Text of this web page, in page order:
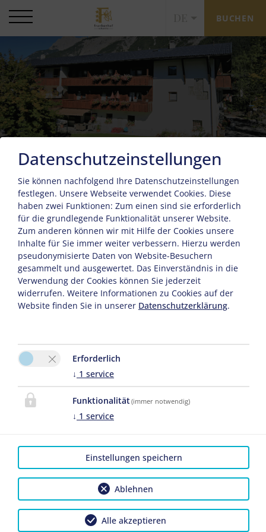
BUCHEN
Anfrage
KONTAKT
Frankenhof Scharnitz
6108 Scharnitz
Tel.:0043 5213 5212
Mobil:
0664-88716588
Fax: +43 5213 5212
E-Mail:info@pension-
Bitte aktivieren Sie in den
für die korrekte Map-
Darstellung
Datenschutzeinstellungen
Sie können nachfolgend Ihre Datenschutzeinstellungen
festlegen. Unsere Webseite verwendet Cookies. Diese
haben zwei Funktionen: Zum einen sind sie erforderlich
für die grundlegende Funktionalität unserer Website.
Zum anderen können wir mit Hilfe der Cookies unsere
Inhalte für Sie immer weiter verbessern. Hierzu werden
pseudonymisierte Daten von Website-Besuchern
gesammelt und ausgewertet. Das Einverständnis in die
Verwendung der Cookies können Sie jederzeit
widerrufen. Weitere Informationen zu Cookies auf der
Website finden Sie in unserer Datenschutzerklärung.
Erforderlich
↓ 1 service
Funktionalität(immer notwendig)
↓ 1 service
Ablehnen
Einstellungen speichern
Alle akzeptieren